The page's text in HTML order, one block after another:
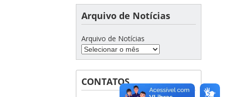
Arquivo de Notícias
Arquivo de Notícias
CONTATOS